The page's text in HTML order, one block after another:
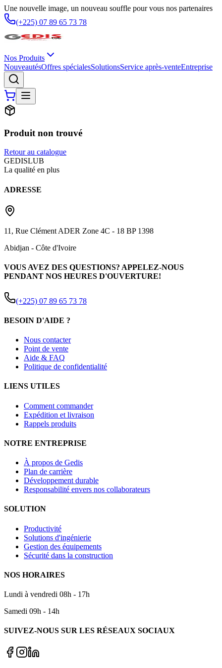
Une nouvelle image, un nouveau souffle pour vous nos partenaires
(+225) 07 89 65 73 78
Nos Produits
NouveautésOffres spécialesSolutionsService après-venteEntreprise
Produit non trouvé
Retour au catalogue
GEDISLUB
La qualité en plus
ADRESSE
11, Rue Clément ADER Zone 4C - 18 BP 1398
Abidjan - Côte d'Ivoire
VOUS AVEZ DES QUESTIONS? APPELEZ-NOUS
PENDANT NOS HEURES D'OUVERTURE!
(+225) 07 89 65 73 78
BESOIN D'AIDE ?
Nous contacter
Point de vente
Aide & FAQ
Politique de confidentialité
LIENS UTILES
Comment commander
Expédition et livraison
Rappels produits
NOTRE ENTREPRISE
À propos de Gedis
Plan de carrière
Développement durable
Responsabilité envers nos collaborateurs
SOLUTION
Productivité
Solutions d'ingénierie
Gestion des équipements
Sécurité dans la construction
NOS HORAIRES
Lundi à vendredi 08h - 17h
Samedi 09h - 14h
SUIVEZ-NOUS SUR LES RÉSEAUX SOCIAUX